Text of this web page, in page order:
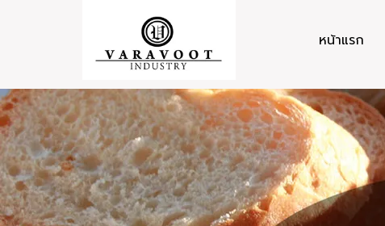
หน้าแรก